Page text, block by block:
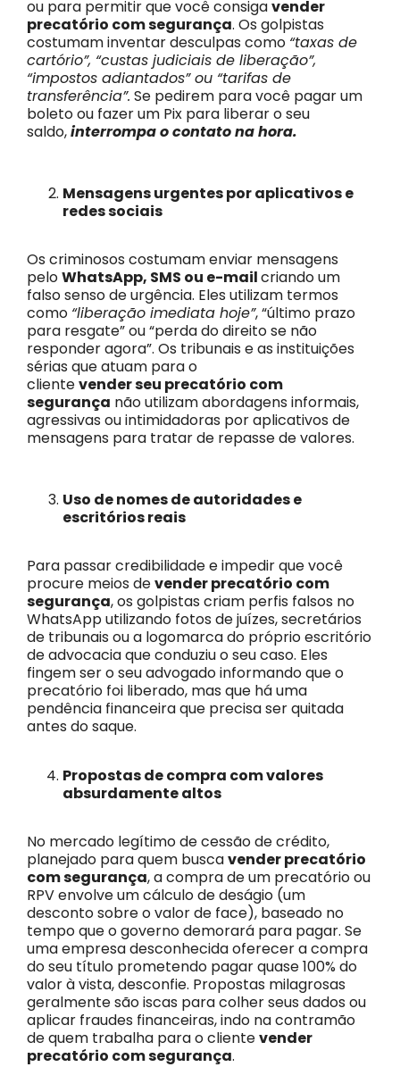
ou para permitir que você consigavender
precatório com segurança. Os golpistas
costumam inventar desculpas como “taxas de
cartório”, “custas judiciais de liberação”,
“impostos adiantados” ou “tarifas de
transferência”. Se pedirem para você pagar um
boleto ou fazer um Pix para liberar o seu
saldo,interrompa o contato na hora.
Mensagens urgentes por aplicativos e
redes sociais
Os criminosos costumam enviar mensagens
peloWhatsApp, SMS ou e-mailcriando um
falso senso de urgência. Eles utilizam termos
como “liberação imediata hoje”, “último prazo
para resgate” ou “perda do direito se não
responder agora”. Os tribunais e as instituições
sérias que atuam para o
clientevender seu precatório com
segurança não utilizam abordagens informais,
agressivas ou intimidadoras por aplicativos de
mensagens para tratar de repasse de valores.
Uso de nomes de autoridades e
escritórios reais
Para passar credibilidade e impedir que você
procure meios devender precatório com
segurança, os golpistas criam perfis falsos no
WhatsApp utilizando fotos de juízes, secretários
de tribunais ou a logomarca do próprio escritório
de advocacia que conduziu o seu caso. Eles
fingem ser o seu advogado informando que o
precatório foi liberado, mas que há uma
pendência financeira que precisa ser quitada
antes do saque.
Propostas de compra com valores
absurdamente altos
No mercado legítimo de cessão de crédito,
planejado para quem buscavender precatório
com segurança, a compra de um precatório ou
RPV envolve um cálculo de deságio (um
desconto sobre o valor de face), baseado no
tempo que o governo demorará para pagar. Se
uma empresa desconhecida oferecer a compra
do seu título prometendo pagar quase 100% do
valor à vista, desconfie. Propostas milagrosas
geralmente são iscas para colher seus dados ou
aplicar fraudes financeiras, indo na contramão
de quem trabalha para o clientevender
precatório com segurança.